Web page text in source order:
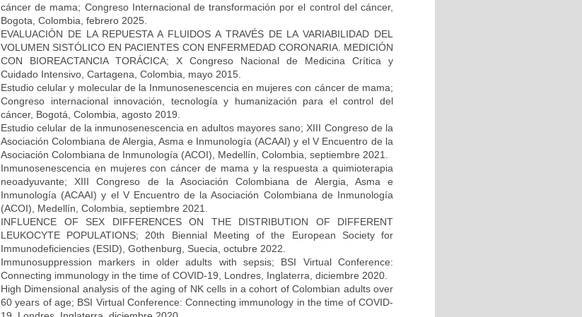
cáncer de mama; Congreso Internacional de transformación por el control del cáncer,
Bogota, Colombia, febrero 2025.
EVALUACIÓN DE LA REPUESTA A FLUIDOS A TRAVÉS DE LA VARIABILIDAD DEL
VOLUMEN SISTÓLICO EN PACIENTES CON ENFERMEDAD CORONARIA. MEDICIÓN
CON BIOREACTANCIA TORÁCICA; X Congreso Nacional de Medicina Crítica y
Cuidado Intensivo, Cartagena, Colombia, mayo 2015.
Estudio celular y molecular de la Inmunosenescencia en mujeres con cáncer de mama;
Congreso internacional innovación, tecnología y humanización para el control del
cáncer, Bogotá, Colombia, agosto 2019.
Estudio celular de la inmunosenescencia en adultos mayores sano; XIII Congreso de la
Asociación Colombiana de Alergia, Asma e Inmunología (ACAAI) y el V Encuentro de la
Asociación Colombiana de Inmunología (ACOI), Medellín, Colombia, septiembre 2021.
Inmunosenescencia en mujeres con cáncer de mama y la respuesta a quimioterapia
neoadyuvante; XIII Congreso de la Asociación Colombiana de Alergia, Asma e
Inmunología (ACAAI) y el V Encuentro de la Asociación Colombiana de Inmunología
(ACOI), Medellín, Colombia, septiembre 2021.
INFLUENCE OF SEX DIFFERENCES ON THE DISTRIBUTION OF DIFFERENT
LEUKOCYTE POPULATIONS; 20th Biennial Meeting of the European Society for
Immunodeficiencies (ESID), Gothenburg, Suecia, octubre 2022.
Immunosuppression markers in older adults with sepsis; BSI Virtual Conference:
Connecting immunology in the time of COVID-19, Londres, Inglaterra, diciembre 2020.
High Dimensional analysis of the aging of NK cells in a cohort of Colombian adults over
60 years of age; BSI Virtual Conference: Connecting immunology in the time of COVID-